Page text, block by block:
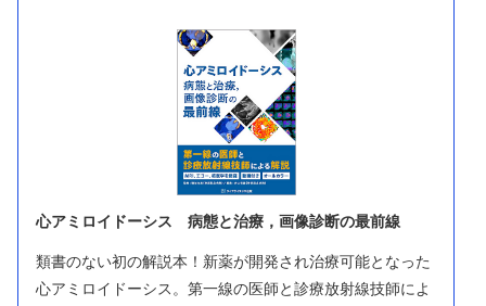
心アミロイドーシス 病態と治療，画像診断の最前線
類書のない初の解説本！新薬が開発され治療可能となった
心アミロイドーシス。第一線の医師と診療放射線技師によ